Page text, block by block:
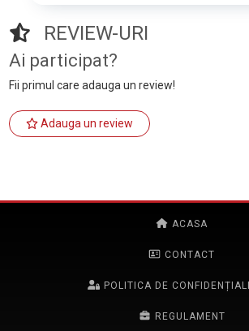
REVIEW-URI
Ai participat?
Fii primul care adauga un review!
Adauga un review
ACASA
CONTACT
POLITICA DE
REGULAMENT